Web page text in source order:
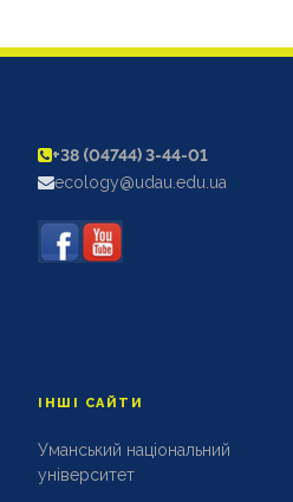
+38 (04744) 3-44-01
ecology@udau.edu.ua
ІНШІ САЙТИ
Уманський національний
університет